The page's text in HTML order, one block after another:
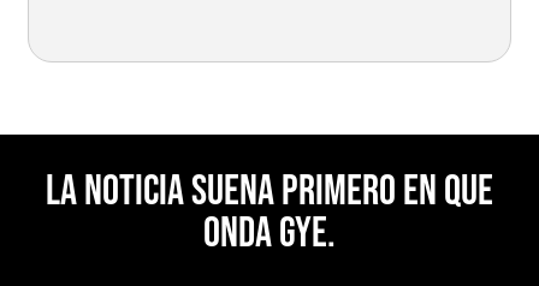
La noticia suena primero en Que
Onda Gye.